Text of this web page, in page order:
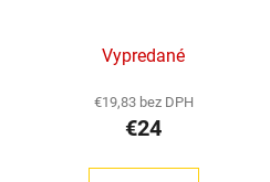
Vypredané
€19,83 bez DPH
€24